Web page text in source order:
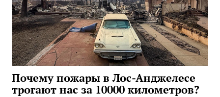
Почему пожары в Лос-Анджелесе
трогают нас за 10000 километров?